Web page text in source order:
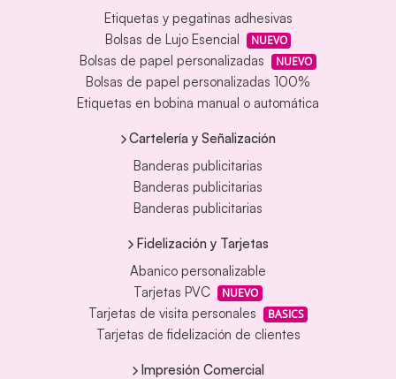
Etiquetas y pegatinas adhesivas
Bolsas de Lujo Esencial
NUEVO
Bolsas de papel personalizadas NUEVO
Bolsas de papel personalizadas 100%
Etiquetas en bobina manual o automática
Cartelería y Señalización
Banderas publicitarias
Banderas publicitarias
Banderas publicitarias
Fidelización y Tarjetas
Abanico personalizable
Tarjetas PVC
NUEVO
Tarjetas de visita personales BASICS
Tarjetas de fidelización de clientes
Impresión Comercial